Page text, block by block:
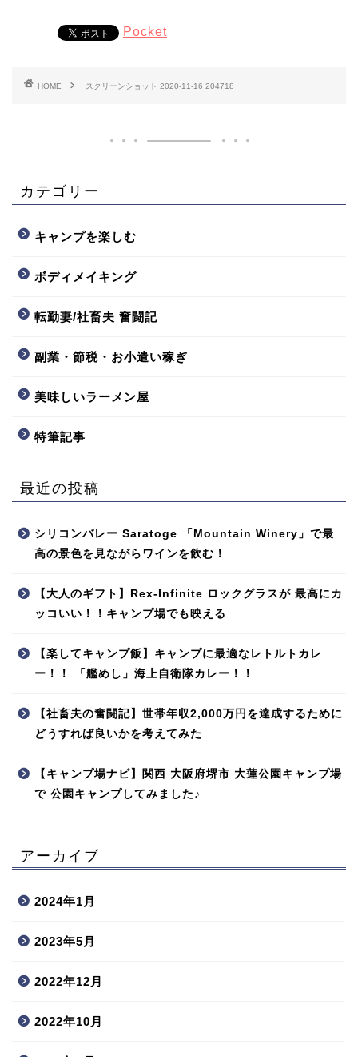
Pocket
HOME スクリーンショット 2020-11-16 204718
カテゴリー
キャンプを楽しむ
ボディメイキング
転勤妻/社畜夫 奮闘記
副業・節税・お小遣い稼ぎ
美味しいラーメン屋
特筆記事
最近の投稿
シリコンバレー Saratoge 「Mountain Winery」で最
高の景色を見ながらワインを飲む！
【大人のギフト】Rex-Infinite ロックグラスが 最高にカ
ッコいい！！キャンプ場でも映える
【楽してキャンプ飯】キャンプに最適なレトルトカレ
ー！！ 「艦めし」海上自衛隊カレー！！
【社畜夫の奮闘記】世帯年収2,000万円を達成するために
どうすれば良いかを考えてみた
【キャンプ場ナビ】関西 大阪府堺市 大蓮公園キャンプ場
で 公園キャンプしてみました♪
アーカイブ
2024年1月
2023年5月
2022年12月
2022年10月